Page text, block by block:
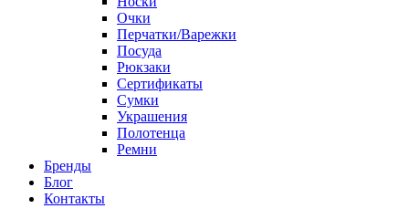
Очки
Перчатки/Варежки
Посуда
Рюкзаки
Сертификаты
Сумки
Украшения
Полотенца
Ремни
Бренды
Блог
Контакты